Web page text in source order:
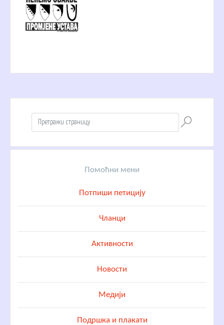
Помоћни мени
Потпиши петицију
Чланци
Активности
Новости
Медији
Подршка и плакати